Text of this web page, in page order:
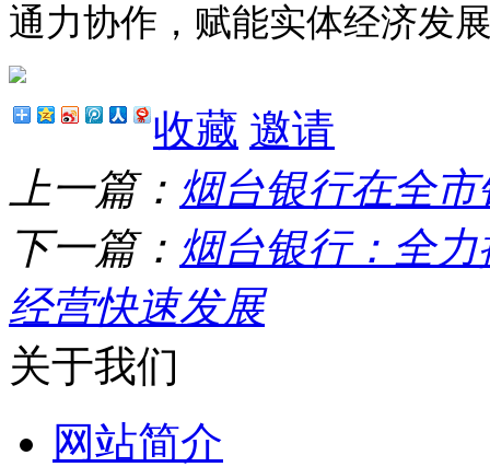
通力协作，赋能实体经济发
收藏 邀请
上一篇： 烟台银行在全
下一篇： 烟台银行：全
经营快速发展
关于我们
网站简介